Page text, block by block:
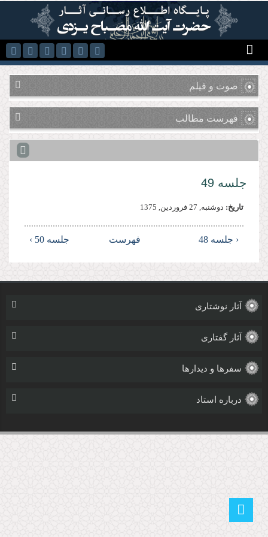
رفتن به محتوای اصلی
صوت و فیلم
فهرست مطالب
جلسه 49
تاریخ: دوشنبه, 27 فروردين, 1375
‹ جلسه 48 فهرست جلسه 50 ›
آثار نوشتاری
آثار گفتاری
سفرها و دیدارها
درباره استاد